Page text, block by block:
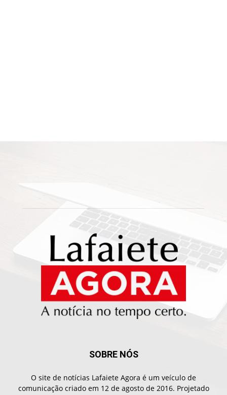
SOBRE NÓS
O site de notícias Lafaiete Agora é um veículo de
comunicação criado em 12 de agosto de 2016. Projetado